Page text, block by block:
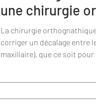
une chirurgie
La chirurgie
corriger un décalage entre
maxillaire), que ce soit